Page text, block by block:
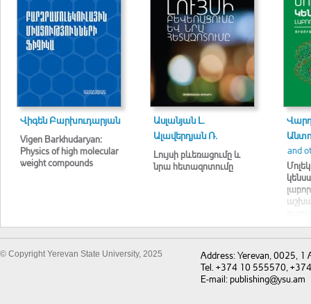
Վիգեն Բարխուդարյան
Vigen Barkhudaryan:
Physics of high molecular
weight compounds
Ասլանյան Լ.
Ալավերդյան Ռ.
Լույսի բևեռացումը և
նրա հետազոտումը
and
© Copyright Yerevan State University, 2025
Address: Yerevan, 0025, 1
Tel. +374 10 555570,
E-mail: publishing@ysu.am